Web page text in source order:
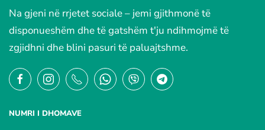
Na gjeni në rrjetet sociale – jemi gjithmonë të
disponueshëm dhe të gatshëm t'ju ndihmojmë të
zgjidhni dhe blini pasuri të paluajtshme.
NUMRI I DHOMAVE